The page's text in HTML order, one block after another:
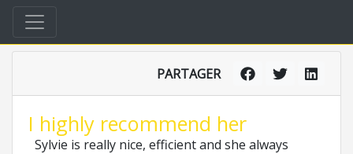
PARTAGER
I highly recommend her
Sylvie is really nice, efficient and she always